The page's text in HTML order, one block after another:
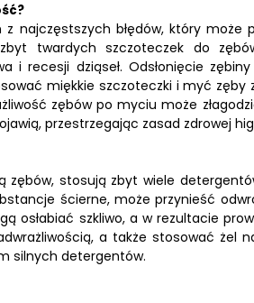
najczęstszych błędów, który może
twardych szczoteczek do
i recesji dziąseł. Odsłonięcie
miękkie szczoteczki i myć zęby
zębów po myciu może
przestrzegając zasad zdrowej
zębów, stosują zbyt wiele
ścierne, może przynieść
osłabiać szkliwo, a w rezultacie
a także stosować żel
silnych detergentów.